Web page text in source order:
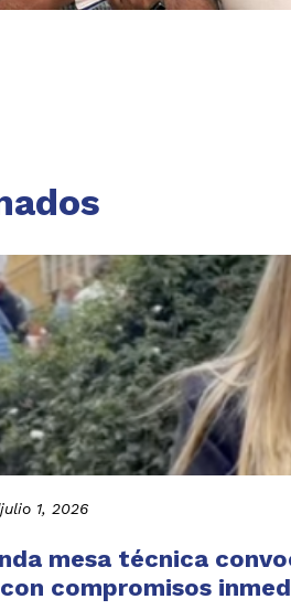
julio 1, 2026
mesa técnica
compromisos